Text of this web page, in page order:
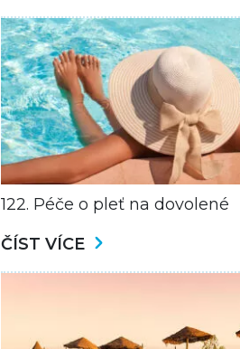
122. Péče o pleť na dovolené
ČÍST VÍCE